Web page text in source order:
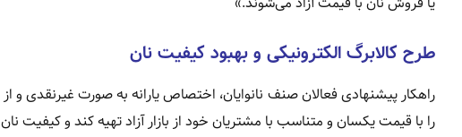
طرح کالابرگ الکترونیکی و بهبود کیفیت نان
راهکار پیشنهادی فعالان صنف نانوایان، اختصاص یارانه به صورت غیرنقدی و
را با قیمت یکسان و متناسب با مشتریان خود از بازار آزاد تهیه کند و کیفیت